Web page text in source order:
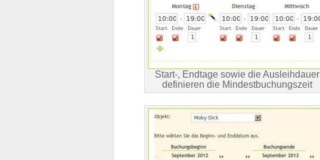
Start-, Endtage sowie die Ausleihdauer
definieren die Mindestbuchungszeit